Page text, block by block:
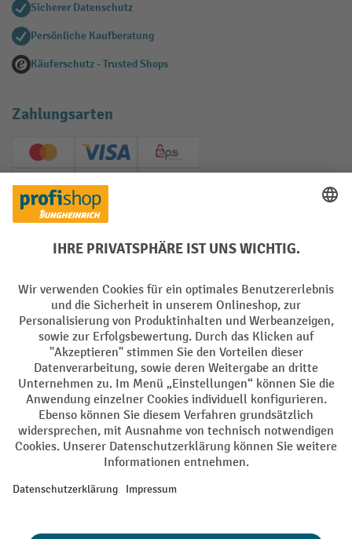
Sicherer Datenschutz
Persönliche Kaufberatung
Käuferschutz - Trusted Shops
Zahlungsarten
Creditcard (Master)Creditcard (Visa)
EPS
PayPal
Soziale Netzwerke
Impressum Datenschutz
Barrierefreiheit Privacy Settings
Alle Preise exkl. gesetzl. Mehrwertsteuer zzgl.Versandkostenund ggf.
Nachnahmegebühren, wenn nicht anders angegeben.
¹ Der Rabatt gilt so lange der Vorrat reicht. Der Rabatt gilt nicht auf
oder Gutscheinen ist nicht möglich. | ² Der Rabatt wird einmalig bei